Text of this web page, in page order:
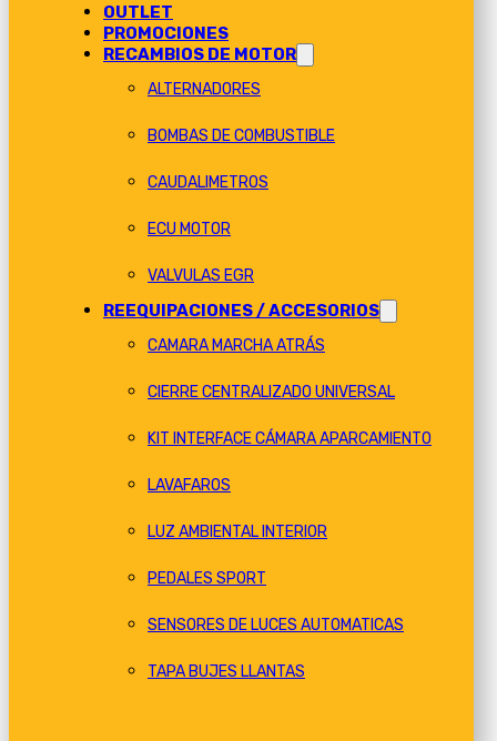
OUTLET
PROMOCIONES
RECAMBIOS DE MOTOR
ALTERNADORES
BOMBAS DE COMBUSTIBLE
CAUDALIMETROS
ECU MOTOR
VALVULAS EGR
REEQUIPACIONES / ACCESORIOS
CAMARA MARCHA ATRÁS
CIERRE CENTRALIZADO UNIVERSAL
KIT INTERFACE CÁMARA APARCAMIENTO
LAVAFAROS
LUZ AMBIENTAL INTERIOR
PEDALES SPORT
SENSORES DE LUCES AUTOMATICAS
TAPA BUJES LLANTAS